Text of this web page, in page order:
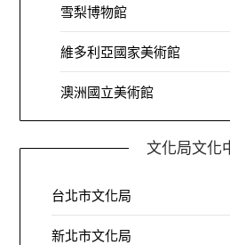
雪梨博物館
維多利亞國家美術館
澳洲國立美術館
文化局文化
台北市文化局
新北市文化局